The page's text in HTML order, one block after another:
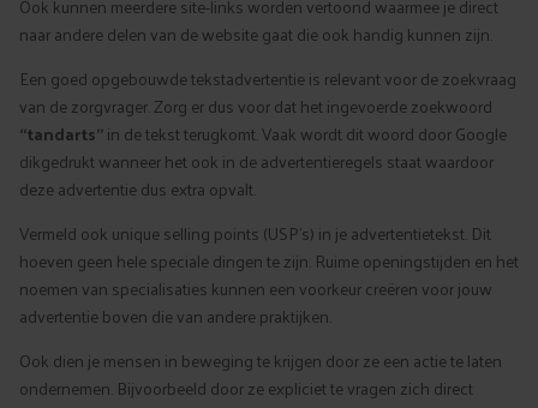
Ook kunnen meerdere site-links worden vertoond waarmee je direct
naar andere delen van de website gaat die ook handig kunnen zijn.
Een goed opgebouwde tekstadvertentie is relevant voor de zoekvraag
van de zorgvrager. Zorg er dus voor dat het ingevoerde zoekwoord
“tandarts”in de tekst terugkomt. Vaak wordt dit woord door Google
dikgedrukt wanneer het ook in de advertentieregels staat waardoor
deze advertentie dus extra opvalt.
Vermeld ook unique selling points (USP’s) in je advertentietekst. Dit
hoeven geen hele speciale dingen te zijn. Ruime openingstijden en het
noemen van specialisaties kunnen een voorkeur creëren voor jouw
advertentie boven die van andere praktijken.
Ook dien je mensen in beweging te krijgen door ze een actie te laten
ondernemen. Bijvoorbeeld door ze expliciet te vragen zich direct